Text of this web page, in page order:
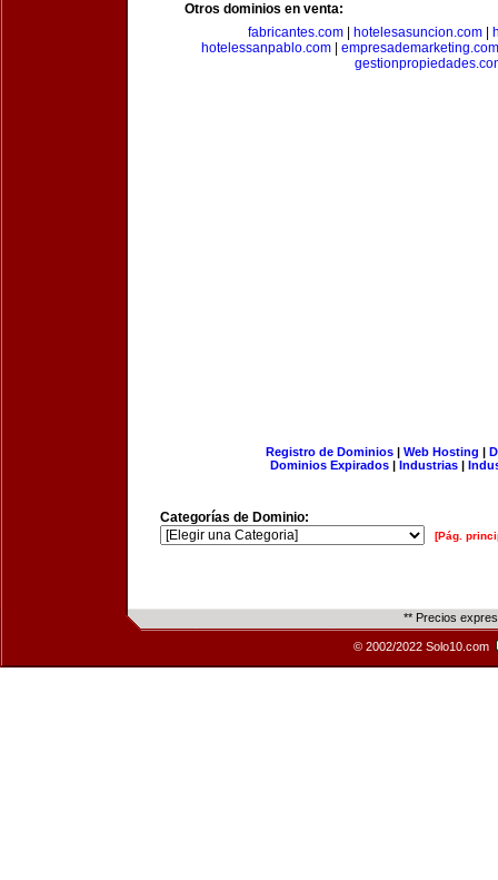
Otros dominios en venta:
fabricantes.com
hotelesasuncion.com
hotelessanpablo.com| empresademarketing.com
Registro de Dominios| Web Hosting |
Dominios Expirados | Industrias |
Categorías de Dominio:
[Pág.
** Precios
© 2002/2022 Solo10.com